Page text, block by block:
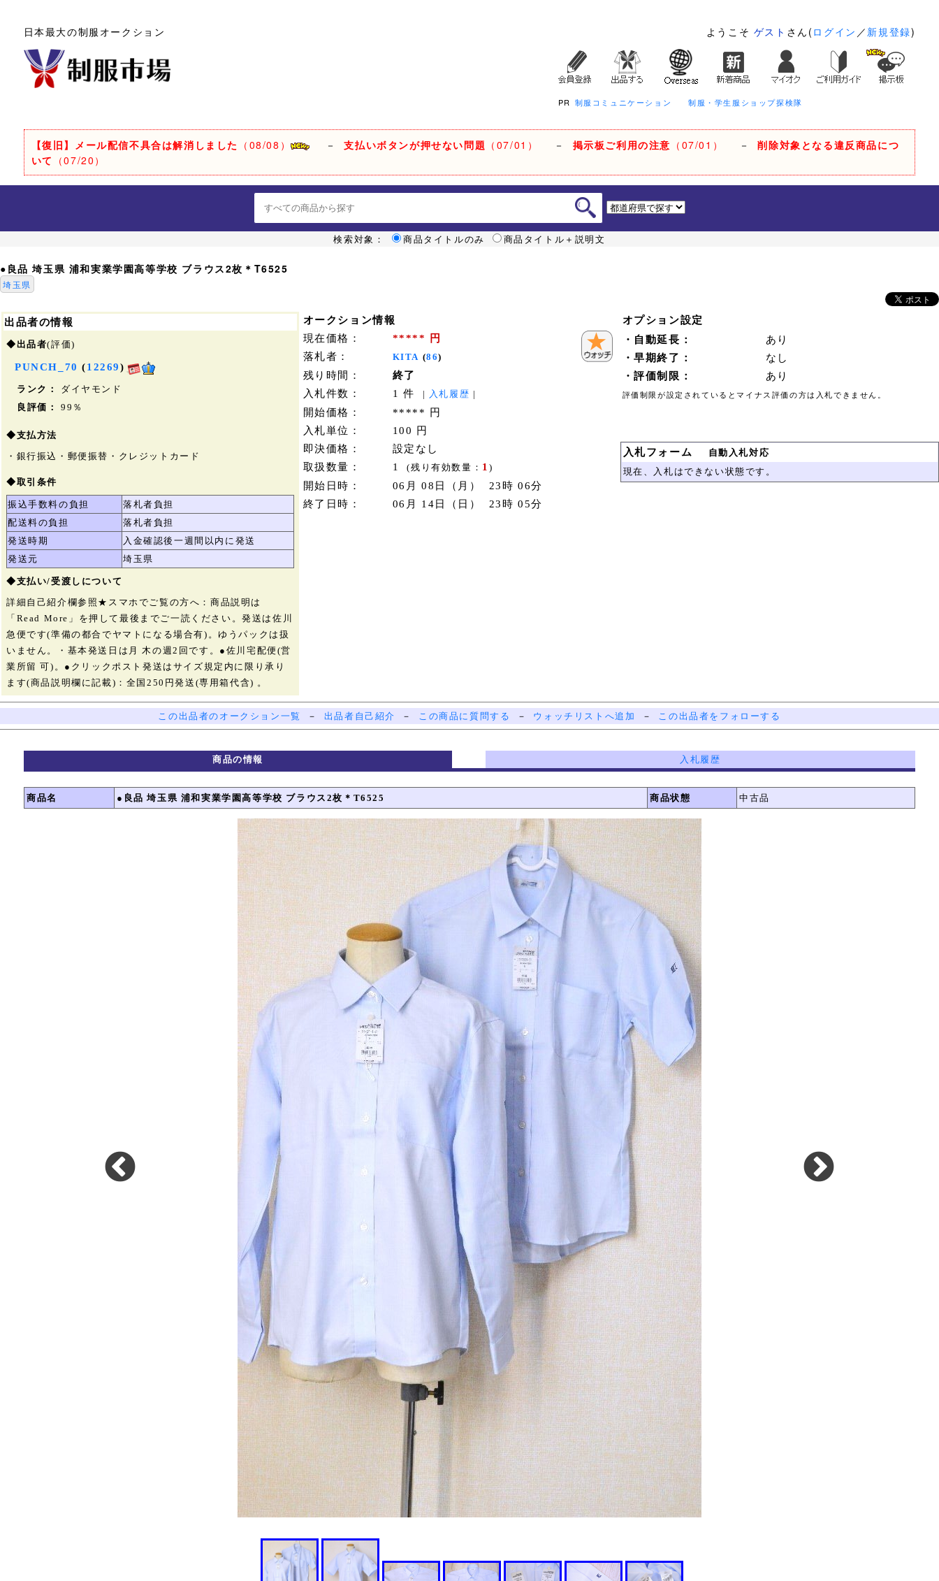
日本最大の制服オークション ようこそ ゲスト さん( ログイン ／ 新規登録)
PR 制服コミュニケーション 制服・学生服ショップ探検隊
【復旧】メール配信不具合は解消しました （08/08） －支払いボタンが押せない問題 （07/01） － 掲示板ご利用の注意 （07/01） －削除対象となる違反商品につ
いて （07/20）
検索対象： 商品タイトルのみ 商品タイトル＋説明文
●良品 埼玉県 浦和実業学園高等学校 ブラウス2枚＊T6525
埼玉県
オークション情報
現在価格：
***** 円
落札者：
KITA (86)
残り時間：
終了
入札件数：
1 件 | 入札履歴 |
開始価格：
***** 円
入札単位：
100 円
即決価格：
設定なし
取扱数量：
1(残り有効数量： 1 )
開始日時：
06月 08日（月） 23時 06分
終了日時：
06月 14日（日） 23時 05分
オプション設定
・自動延長：
あり
・早期終了：
なし
・評価制限：
あり
評価制限が設定されているとマイナス評価の方は入札できません。
入札フォーム
自動入札対応
現在、入札はできない状態です。
出品者の情報
◆出品者(評価)
PUNCH_70 (12269)
ランク：
ダイヤモンド
良評価：
99％
◆支払方法
・銀行振込・郵便振替・クレジットカード
◆取引条件
振込手数料の負担
落札者負担
配送料の負担
落札者負担
発送時期
入金確認後一週間以内に発送
発送元
埼玉県
◆支払い/受渡しについて
詳細自己紹介欄参照★スマホでご覧の方へ：商品説明は
「Read More」を押して最後までご一読ください。発送は佐川
急便です(準備の都合でヤマトになる場合有)。ゆうパックは扱
いません。・基本発送日は月 木の週2回です。●佐川宅配便(営
業所留 可)。●クリックポスト発送はサイズ規定内に限り承り
ます(商品説明欄に記載)：全国250円発送(専用箱代含) 。
この出品者のオークション一覧 － 出品者自己紹介 － この商品に質問する － ウォッチリストへ追加 － この出品者をフォローする
商品の情報 入札履歴
商品名 ●良品 埼玉県 浦和実業学園高等学校 ブラウス2枚＊T6525 商品状態 中古品